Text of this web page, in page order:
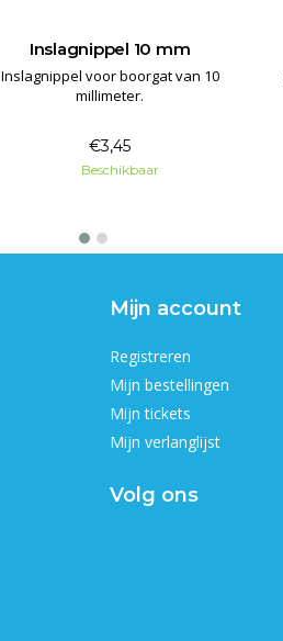
Inslagnippel 10 mm
Inslagnippel voor boorgat van 10
millimeter.
€3,45
Beschikbaar
Mijn account
Registreren
Mijn bestellingen
Mijn tickets
Mijn verlanglijst
Volg ons